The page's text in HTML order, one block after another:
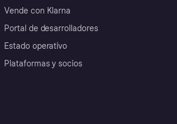
Vende con Klarna
Portal de desarrolladores
Estado operativo
Plataformas y socios